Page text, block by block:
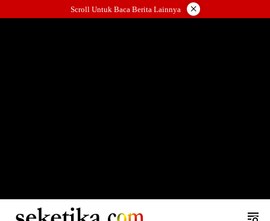
to
Scroll Untuk Baca Berita Lainnya ×